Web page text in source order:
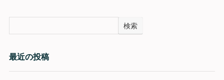
検索
最近の投稿